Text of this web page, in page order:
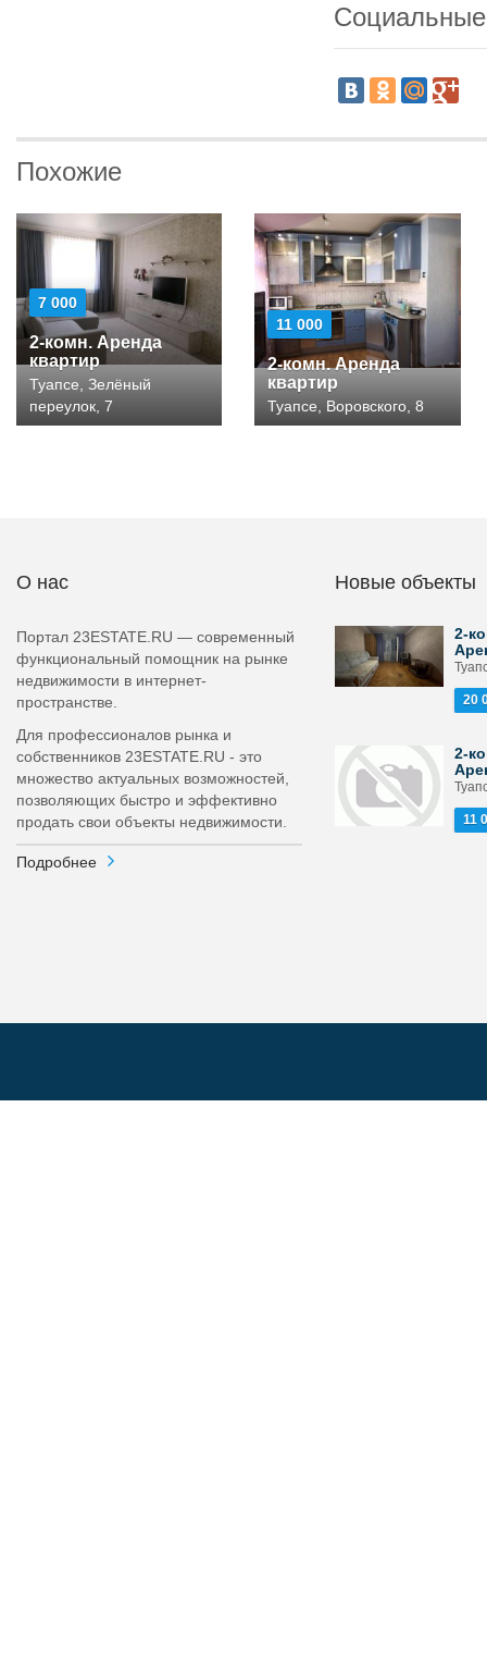
Похожие
7 000
2-комн. Аренда
квартир
Туапсе, Зелёный
переулок, 7
11 000
2-комн. Аренда
квартир
Туапсе, Воровского, 8
О нас
Портал 23ESTATE.RU — современный
функциональный помощник на рынке
недвижимости в интернет-
пространстве.
Для профессионалов рынка и
собственников 23ESTATE.RU - это
множество актуальных возможностей,
позволяющих быстро и эффективно
продать свои объекты недвижимости.
Подробнее
Новые объекты
2-
20
2-
11